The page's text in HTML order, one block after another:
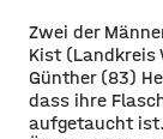
Zwei der
Kist (Landkreis
Günther (83)
dass ihre
aufgetaucht